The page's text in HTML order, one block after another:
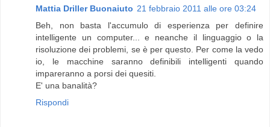
Mattia Driller Buonaiuto 21 febbraio 2011 alle ore 03:24
Beh, non basta l'accumulo di esperienza per definire
intelligente un computer... e neanche il linguaggio o la
risoluzione dei problemi, se è per questo. Per come la vedo
io, le macchine saranno definibili intelligenti quando
impareranno a porsi dei quesiti.
E' una banalità?
Rispondi